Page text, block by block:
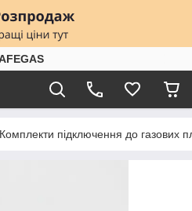
Комплекти підключення до газових